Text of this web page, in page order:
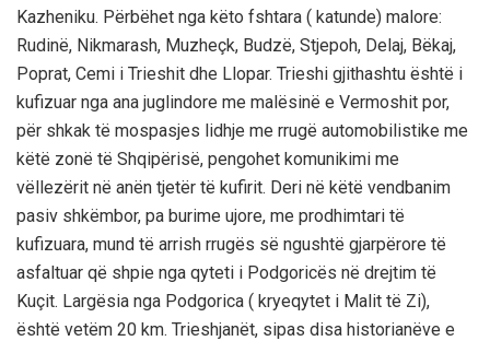
Kazheniku. Përbëhet nga këto fshtara ( katunde) malore:
Rudinë, Nikmarash, Muzheçk, Budzë, Stjepoh, Delaj, Bëkaj,
Poprat, Cemi i Trieshit dhe Llopar. Trieshi gjithashtu është i
kufizuar nga ana juglindore me malësinë e Vermoshit por,
për shkak të mospasjes lidhje me rrugë automobilistike me
këtë zonë të Shqipërisë, pengohet komunikimi me
vëllezërit në anën tjetër të kufirit. Deri në këtë vendbanim
pasiv shkëmbor, pa burime ujore, me prodhimtari të
kufizuara, mund të arrish rrugës së ngushtë gjarpërore të
asfaltuar që shpie nga qyteti i Podgoricës në drejtim të
Kuçit. Largësia nga Podgorica ( kryeqytet i Malit të Zi),
është vetëm 20 km. Trieshjanët, sipas disa historianëve e